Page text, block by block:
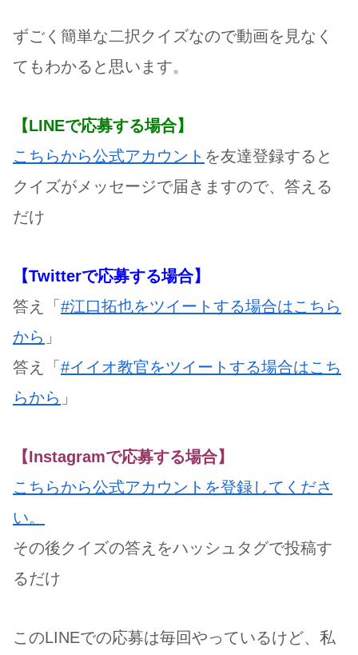
ずごく簡単な二択クイズなので動画を見なく
てもわかると思います。
【LINEで応募する場合】
こちらから公式アカウント を友達登録すると
クイズがメッセージで届きますので、答える
だけ
【Twitterで応募する場合】
答え「 #江口拓也をツイートする場合はこちら
から 」
答え「 #イイオ教官をツイートする場合はこち
らから 」
【Instagramで応募する場合】
こちらから公式アカウントを登録してくださ
い。
その後クイズの答えをハッシュタグで投稿す
るだけ
このLINEでの応募は毎回やっているけど、私